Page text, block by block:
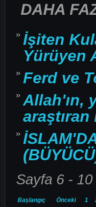
DAHA
İşiten
Yürüyen
Ferd ve
Allah'ın,
Sayfa 6 - 10
Başlangıç Önceki 1